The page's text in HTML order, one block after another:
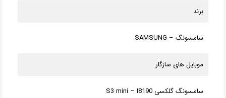
برند
سامسونگ – SAMSUNG
موبایل های سازگار
سامسونگ گلکسی S3 mini – I8190